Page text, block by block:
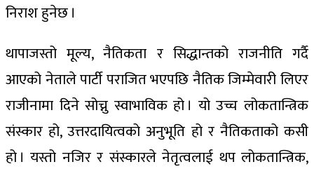
निराश हुनेछ ।
थापाजस्तो मूल्य, नैतिकता र सिद्धान्तको राजनीति गर्दै
आएको नेताले पार्टी पराजित भएपछि नैतिक जिम्मेवारी लिएर
राजीनामा दिने सोच्नु स्वाभाविक हो । यो उच्च लोकतान्त्रिक
संस्कार हो, उत्तरदायित्वको अनुभूति हो र नैतिकताको कसी
हो । यस्तो नजिर र संस्कारले नेतृत्वलाई थप लोकतान्त्रिक,